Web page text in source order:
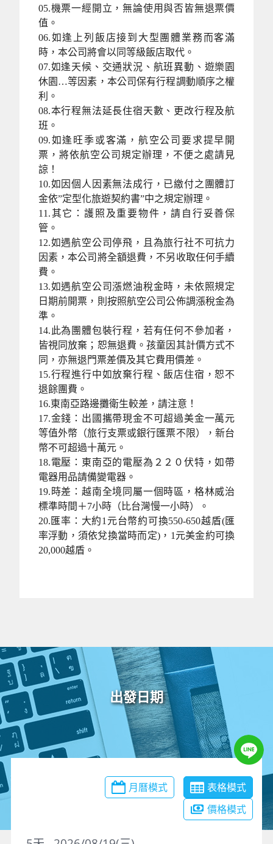
05.機票一經開立，無論使用與否皆無退票價
值。
06.如逢上列飯店接到大型團體業務而客滿
時，本公司將會以同等級飯店取代。
07.如逢天候、交通狀況、航班異動、遊樂園
休園…等因素，本公司保有行程調動順序之權
利。
08.本行程無法延長住宿天數、更改行程及航
班。
09.如逢旺季或客滿，航空公司要求提早開
票，將依航空公司規定辦理，不便之處請見
諒！
10.如因個人因素無法成行，已繳付之團體訂
金依”定型化旅遊契約書”中之規定辦理。
11.其它：護照及重要物件，請自行妥善保
管。
12.如遇航空公司停飛，且為旅行社不可抗力
因素，本公司將全額退費，不另收取任何手續
費。
13.如遇航空公司漲燃油稅金時，未依照規定
日期前開票，則按照航空公司公佈調漲稅金為
準。
14.此為團體包裝行程，若有任何不參加者，
皆視同放棄；恕無退費。孩童因其計價方式不
同，亦無退門票差價及其它費用價差。
15.行程進行中如放棄行程、飯店住宿，恕不
退餘團費。
16.東南亞路邊攤衛生較差，請注意！
17.金錢：出國攜帶現金不可超過美金一萬元
等值外幣（旅行支票或銀行匯票不限），新台
幣不可超過十萬元。
18.電壓：東南亞的電壓為２２０伏特，如帶
電器用品請備變電器。
19.時差：越南全境同屬一個時區，格林威治
標準時間＋7小時（比台灣慢一小時）。
20.匯率：大約1元台幣約可換550-650越盾(匯
率浮動，須依兌換當時而定)，1元美金約可換
20,000越盾。
出發日期
月曆模式
表格模式
價格模式